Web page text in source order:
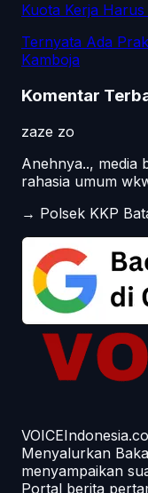
Kuota Kerja
Ternyata Ada
Kamboja
Komentar
zaze zo
Anehnya.., media
rahasia umum
→ Polsek KKP
Menyalurkan
menyampaikan
Portal berita